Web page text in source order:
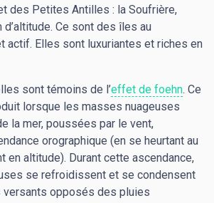
des Petites Antilles : la Soufrière,
d’altitude. Ce sont des îles au
actif. Elles sont luxuriantes et riches en
sont témoins de l’effet de foehn. Ce
lorsque les masses nuageuses
la mer, poussées par le vent,
orographique (en se heurtant au
en altitude). Durant cette ascendance,
se refroidissent et se condensent
versants opposés des pluies